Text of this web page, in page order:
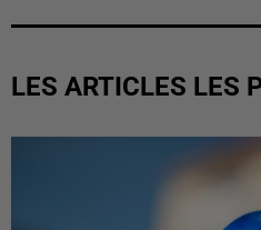
LES ARTICLES LES